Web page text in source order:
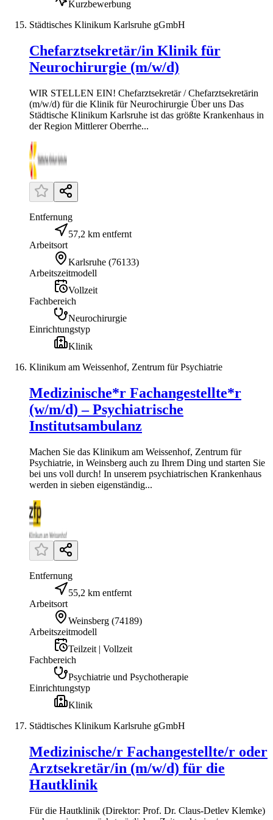
Kurzbewerbung
Städtisches Klinikum Karlsruhe gGmbH
Chefarztsekretär/in Klinik für
Neurochirurgie (m/w/d)
WIR STELLEN EIN! Chefarztsekretär / Chefarztsekretärin
(m/w/d) für die Klinik für Neurochirurgie Über uns Das
Städtische Klinikum Karlsruhe ist das größte Krankenhaus in
der Region Mittlerer Oberrhe...
Entfernung
57,2 km entfernt
Arbeitsort
Karlsruhe (76133)
Arbeitszeitmodell
Vollzeit
Fachbereich
Neurochirurgie
Einrichtungstyp
Klinik
Klinikum am Weissenhof, Zentrum für Psychiatrie
Medizinische*r Fachangestellte*r
(w/m/d) – Psychiatrische
Institutsambulanz
Machen Sie das Klinikum am Weissenhof, Zentrum für
Psychiatrie, in Weinsberg auch zu Ihrem Ding und starten Sie
bei uns voll durch! In unserem psychiatrischen Krankenhaus
werden in sieben eigenständig...
Entfernung
55,2 km entfernt
Arbeitsort
Weinsberg (74189)
Arbeitszeitmodell
Teilzeit | Vollzeit
Fachbereich
Psychiatrie und Psychotherapie
Einrichtungstyp
Klinik
Städtisches Klinikum Karlsruhe gGmbH
Medizinische/r Fachangestellte/r oder
Arztsekretär/in (m/w/d) für die
Hautklinik
Für die Hautklinik (Direktor: Prof. Dr. Claus-Detlev Klemke)